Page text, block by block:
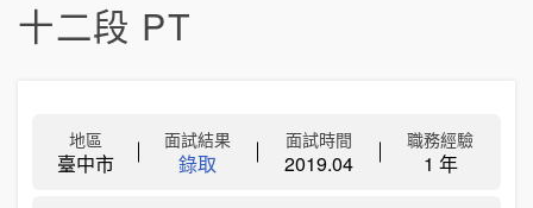
十二段 PT
地區
臺中市
面試結果
錄取
面試時間
2019.04
職務經驗
1 年